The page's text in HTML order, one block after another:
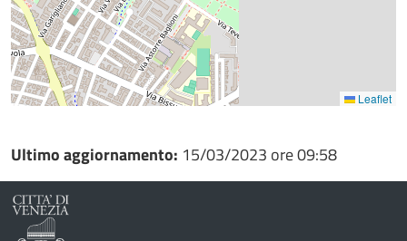
Leaflet
Ultimo aggiornamento: 15/03/2023 ore 09:58